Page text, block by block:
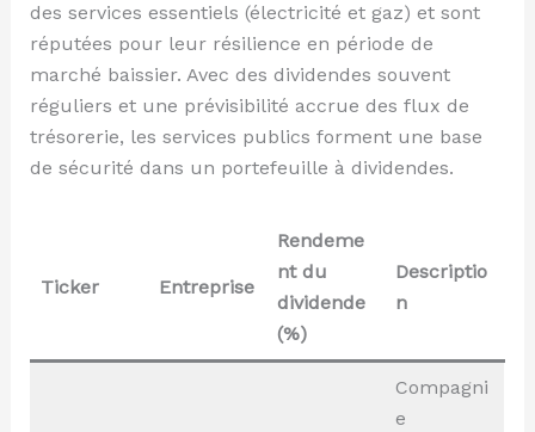
des services essentiels (électricité et gaz) et sont
réputées pour leur résilience en période de
marché baissier. Avec des dividendes souvent
réguliers et une prévisibilité accrue des flux de
trésorerie, les services publics forment une base
de sécurité dans un portefeuille à dividendes.
Ticker Entreprise
Rendeme
nt du
dividende
(%)
Descriptio
n
Compagni
e